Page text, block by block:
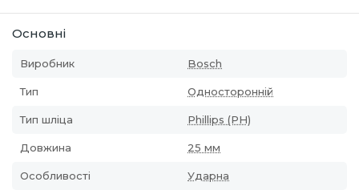
Основні
Виробник Bosch
Тип Односторонній
Тип шліца Phillips (PH)
Довжина 25 мм
Особливості Ударна